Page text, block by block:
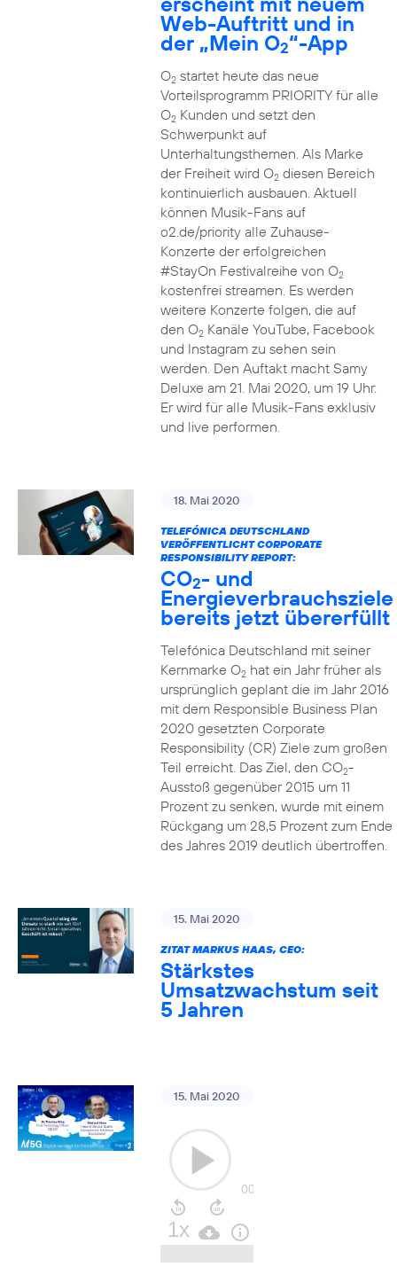
Web-Auftritt und in
der „Mein O2“-App
O2startet heute das neue
Vorteilsprogramm PRIORITY für alle
O2Kunden und setzt den
Schwerpunkt auf
Unterhaltungsthemen. Als Marke
der Freiheit wird O2diesen Bereich
kontinuierlich ausbauen. Aktuell
können Musik-Fans auf
o2.de/priority alle Zuhause-
Konzerte der erfolgreichen
#StayOn Festivalreihe von O2
kostenfrei streamen. Es werden
weitere Konzerte folgen, die auf
den O2Kanäle YouTube, Facebook
und Instagram zu sehen sein
werden. Den Auftakt macht Samy
Deluxe am 21. Mai 2020, um 19 Uhr.
Er wird für alle Musik-Fans exklusiv
und live performen.
18. Mai 2020
TELEFÓNICA DEUTSCHLAND
VERÖFFENTLICHT CORPORATE
RESPONSIBILITY REPORT:
CO2- und
Energieverbrauchsziele
bereits jetzt übererfüllt
Telefónica Deutschland mit seiner
Kernmarke O2hat ein Jahr früher als
ursprünglich geplant die im Jahr 2016
mit dem Responsible Business Plan
2020 gesetzten Corporate
Responsibility (CR) Ziele zum großen
Teil erreicht. Das Ziel, den CO2-
Ausstoß gegenüber 2015 um 11
Prozent zu senken, wurde mit einem
Rückgang um 28,5 Prozent zum Ende
des Jahres 2019 deutlich übertroffen.
15. Mai 2020
ZITAT MARKUS HAAS, CEO:
Stärkstes
Umsatzwachstum seit
5 Jahren
15. Mai 2020